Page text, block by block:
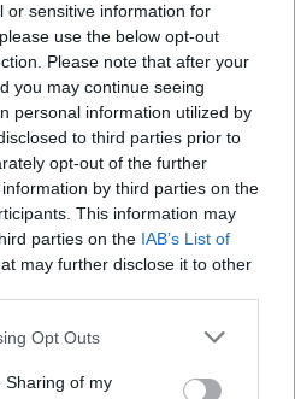
or sensitive information for
use the below opt-out
Please note that after your
you may continue seeing
personal information utilized by
to third parties prior to
opt-out of the further
by third parties on the
This information may
parties on the IAB’s List of
may further disclose it to other
app uses one or more Google
behaviour. You may click to
Opt Outs
Sharing of my
a 26 évvel ezelőtti
lepte meg a
a lépéseket
mutatta be, a
"Ez a Michael
Szent Grálja" - mondta
ház vezetője.
óta Walter "Clyde"
Michael Jackson a
után ajándékozta a
adott hangot,
a darabot